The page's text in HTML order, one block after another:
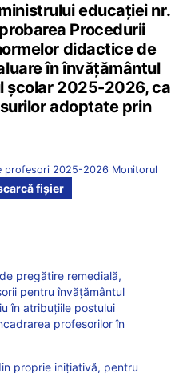
educației nr.
Procedurii
didactice de
în învățământul
școlar 2025-2026, ca
adoptate prin
profesori 2025-2026 Monitorul
fișier
pregătire remedială,
pentru învățământul
în atribuțiile postului
profesorilor în
proprie inițiativă, pentru